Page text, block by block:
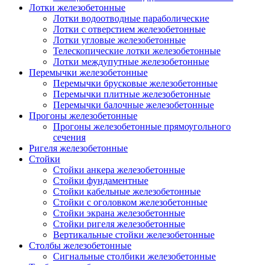
Лотки железобетонные
Лотки водоотводные параболические
Лотки с отверстием железобетонные
Лотки угловые железобетонные
Телескопические лотки железобетонные
Лотки междупутные железобетонные
Перемычки железобетонные
Перемычки брусковые железобетонные
Перемычки плитные железобетонные
Перемычки балочные железобетонные
Прогоны железобетонные
Прогоны железобетонные прямоугольного
сечения
Ригеля железобетонные
Стойки
Стойки анкера железобетонные
Стойки фундаментные
Стойки кабельные железобетонные
Стойки с оголовком железобетонные
Стойки экрана железобетонные
Стойки ригеля железобетонные
Вертикальные стойки железобетонные
Столбы железобетонные
Сигнальные столбики железобетонные